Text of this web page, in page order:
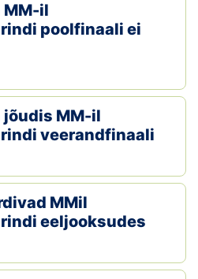
MM-il
poolfinaali ei
jõudis MM-il
veerandfinaali
MMil
eeljooksudes